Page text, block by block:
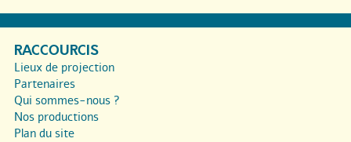
RACCOURCIS
Lieux de projection
Partenaires
Qui sommes-nous ?
Nos productions
Plan du site